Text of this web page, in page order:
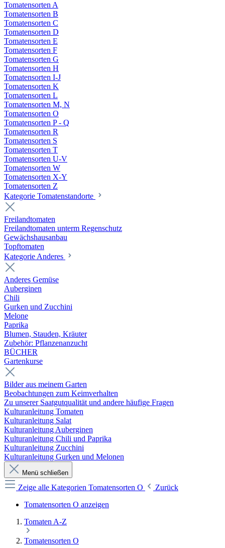
Tomatensorten A
Tomatensorten B
Tomatensorten C
Tomatensorten D
Tomatensorten E
Tomatensorten F
Tomatensorten G
Tomatensorten H
Tomatensorten I-J
Tomatensorten K
Tomatensorten L
Tomatensorten M, N
Tomatensorten O
Tomatensorten P - Q
Tomatensorten R
Tomatensorten S
Tomatensorten T
Tomatensorten U-V
Tomatensorten W
Tomatensorten X-Y
Tomatensorten Z
Kategorie Tomatenstandorte
Freilandtomaten
Freilandtomaten unterm Regenschutz
Gewächshausanbau
Topftomaten
Kategorie Anderes
Anderes Gemüse
Auberginen
Chili
Gurken und Zucchini
Melone
Paprika
Blumen, Stauden, Kräuter
Zubehör: Pflanzenanzucht
BÜCHER
Gartenkurse
Bilder aus meinem Garten
Beobachtungen zum Keimverhalten
Zu unserer Saatgutqualität und andere häufige Fragen
Kulturanleitung Tomaten
Kulturanleitung Salat
Kulturanleitung Auberginen
Kulturanleitung Chili und Paprika
Kulturanleitung Zucchini
Kulturanleitung Gurken und Melonen
Menü schließen
Zeige alle Kategorien Tomatensorten O
Zurück
Tomatensorten O anzeigen
Tomaten A-Z
Tomatensorten O